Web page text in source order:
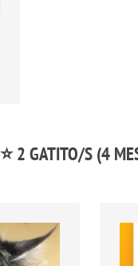
⭐ 2 GATITO/S (4